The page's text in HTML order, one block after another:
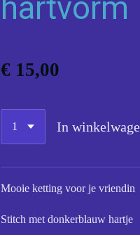
hartvorm
€ 15,00
In
Mooie ketting voor je vriendin
Stitch met donkerblauw hartje